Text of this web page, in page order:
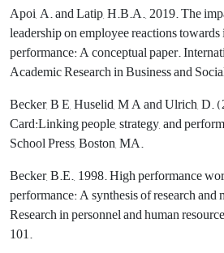
Apoi, A. and Latip, H.B.A., 2019. The
leadership on employee reactions
performance: A conceptual paper.
Academic Research in Business and
Becker, B E, Huselid, M A and Ulrich, D.
Card:Linking people, strategy, and
School Press, Boston, MA.
Becker, B.E., 1998. High performance
performance: A synthesis of research
Research in personnel and human
101.